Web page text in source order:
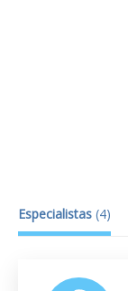
Especialistas (4)